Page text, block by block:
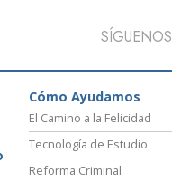
SÍGUENOS
Cómo Ayudamos
El Camino a la Felicidad
Tecnología de Estudio
Reforma Criminal